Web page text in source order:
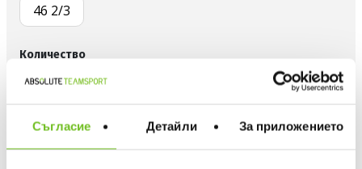
Съгласие Детайли За приложението
46 2/3
Количество
ДОБАВИ В ЛЮБИМИ